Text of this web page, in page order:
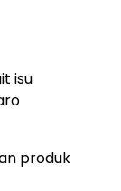
isu
produk